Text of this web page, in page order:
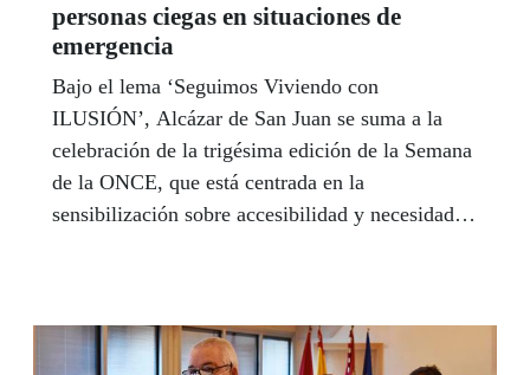
personas ciegas en situaciones de
emergencia
Bajo el lema ‘Seguimos Viviendo con
ILUSIÓN’, Alcázar de San Juan se suma a la
celebración de la trigésima edición de la Semana
de la ONCE, que está centrada en la
sensibilización sobre accesibilidad y necesidades